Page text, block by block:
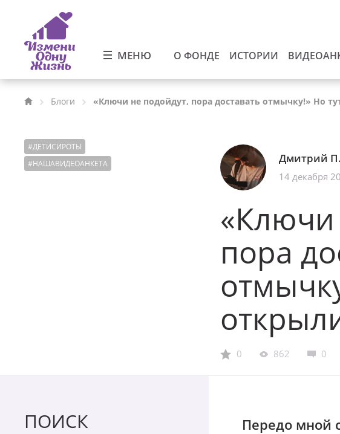
МЕНЮ О ФОНДЕ ИСТОРИИ
Блоги «Ключи не подойдут, пора доставать отмычку!» Но
#ДЕТИСИРОТЫ
#НАШАВИДЕОАНКЕТА Дмитрий П.
14 декабря
«Ключи
пора
0 862 0
ПОИСК
Передо мной